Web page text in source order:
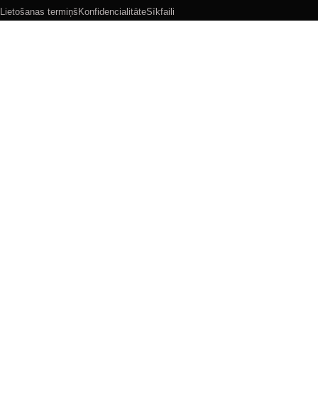
Lietošanas termiņš KonfidencialitāteSīkfaili